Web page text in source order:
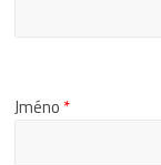
Jméno *